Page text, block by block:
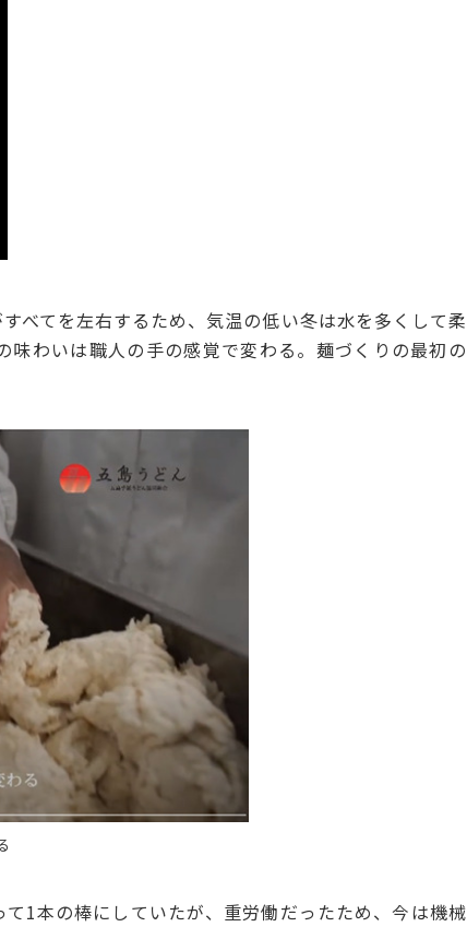
べてを左右するため、気温の低い冬は水を多くして柔
わいは職人の手の感覚で変わる。麺づくりの最初の
1本の棒にしていたが、重労働だったため、今は機械